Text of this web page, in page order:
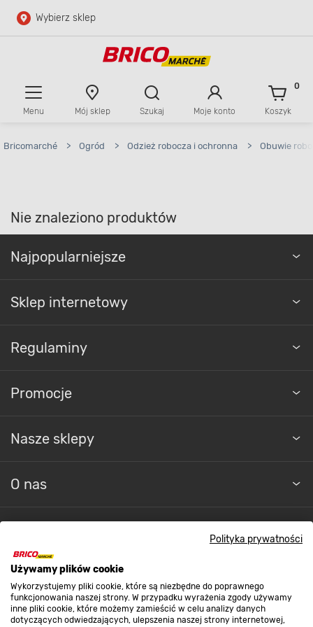
Polityka prywatności
Używamy plików cookie
Wykorzystujemy pliki cookie, które są niezbędne do poprawnego
funkcjonowania naszej strony. W przypadku wyrażenia zgody używamy
inne pliki cookie, które możemy zamieścić w celu analizy danych
dotyczących odwiedzających, ulepszenia naszej strony internetowej,
Przejdź do głównej zawartości
Wybierz sklep
Menu Mój sklep Szukaj Moje konto Koszyk
0
Bricomarché > Ogród > Odzież robocza i ochronna > Obuwie
Nie znaleziono produktów
Najpopularniejsze
Sklep internetowy
Regulaminy
Promocje
Nasze sklepy
O nas
Strefa biznesu